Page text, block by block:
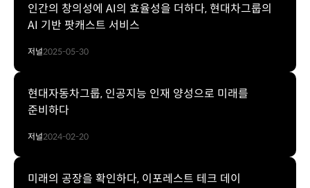
인간의 창의성에 AI의 효율성을 더하다, 현대차그룹의
AI 기반 팟캐스트 서비스
저널2025-05-30
현대자동차그룹, 인공지능 인재 양성으로 미래를
준비하다
저널2024-02-20
미래의 공장을 확인하다, 이포레스트 테크 데이